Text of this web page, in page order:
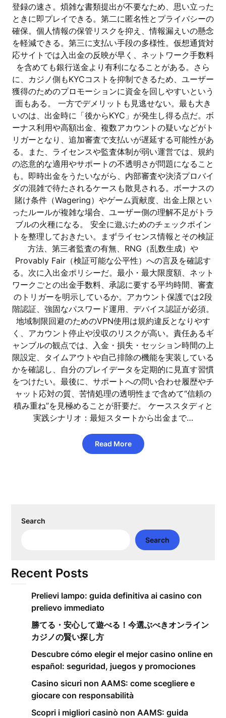
登録の速さ。煩雑な書類提出が不要なため、思い立った
ときに即プレイできる。第二に匿名性とプライバシーの
確保。個人情報の保管リスクを抑え、情報漏えいの懸念
を軽減できる。第三に支払い手段の多様性。仮想通貨対
応サイトでは入出金の反映が早く、ネットワーク手数料
を含めても銀行送金より有利になることがある。さら
に、カジノ側もKYCコストを抑制できるため、ユーザー
獲得のためのプロモーションに資金を回しやすいという
面もある。 一方でデメリットも見逃せない。最も大き
いのは、出金時に「後からKYC」が発生し得る点だ。ボ
ーナス利用や高額出金、複数アカウントの疑いなどがト
リガーとなり、追加審査で支払いが遅延する可能性があ
る。また、ライセンスや監査体制が弱い運営では、規約
の恣意的な適用やサポートの不透明さが問題になること
も。即時出金をうたいながら、内部審査や決済プロバイ
ダの混雑で待たされるケースも散見される。ボーナスの
賭け条件（Wagering）やゲーム貢献度、出金上限とい
ったルールが複雑な場合、ユーザー側の理解不足がトラ
ブルの火種になる。 安全に遊ぶためのチェックポイン
トを整理しておきたい。まずライセンス情報とその検証
方法、第三者監査の有無、RNG（乱数生成）や
Provably Fair（検証可能な公平性）への言及を確認す
る。次に入出金ポリシーだ。最小・最大限度額、ネット
ワークごとの出金手数料、承認に要する平均時間、審査
のトリガーを明示しているか。アカウント保護では2段
階認証、強固なパスワード運用、デバイス認証が必須。
地域制限回避のためのVPN使用は規約違反となりやす
く、アカウント停止や没収のリスクが高い。責任あるギ
ャンブルの観点では、入金・損失・セッション時間の上
限設定、タイムアウトや自己排除の機能を実装している
かを確認し、自分のプレイデータを定期的に見直す習慣
をつけたい。最後に、サポートへの問い合わせ履歴やチ
ャット応対の質、苦情処理の透明性まで含めて“信頼の
積み重ね”を見極めることが肝要だ。 ケーススタディと
実践シナリオ：最短スタートから出金まで…
Read More
Search
Search
Recent Posts
Prelievi lampo: guida definitiva ai casino con
prelievo immediato
勝てる・安心して遊べる！今選ぶべきオンライン
カジノの賢い探し方
Descubre cómo elegir el mejor casino online en
español: seguridad, juegos y promociones
Casino sicuri non AAMS: come scegliere e
giocare con responsabilità
Scopri i migliori casinò non AAMS: guida